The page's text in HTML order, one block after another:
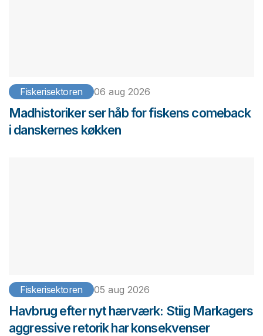
Fiskerisektoren 06 aug 2026
Madhistoriker ser håb for fiskens comeback
i danskernes køkken
Fiskerisektoren 05 aug 2026
Havbrug efter nyt hærværk: Stiig Markagers
aggressive retorik har konsekvenser